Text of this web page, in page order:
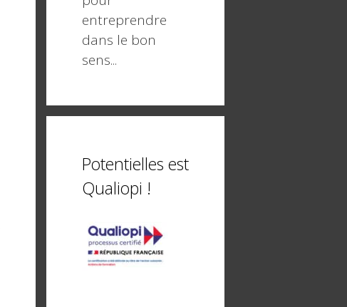
entreprendre
dans le bon
sens...
Potentielles est
Qualiopi !